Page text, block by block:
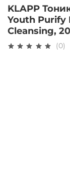
KLAPP
Youth Purify
Cleansing,
(0)